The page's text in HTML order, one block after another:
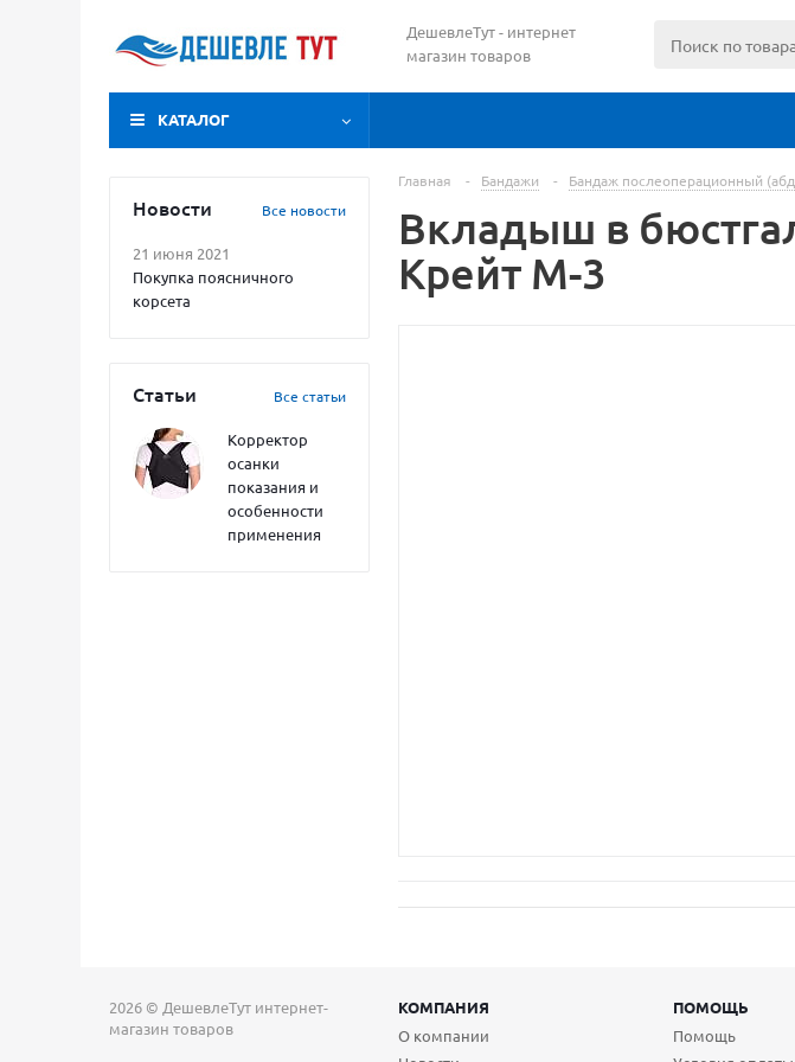
ДешевлеТут - интернет
магазин товаров
КАТАЛОГ
Новости Все новости
21 июня 2021
Покупка поясничного
корсета
Статьи Все статьи
Корректор
осанки
показания и
особенности
применения
Главная - Бандажи - Бандаж послеоперационный
Вкладыш в
Крейт М-3
2026 © ДешевлеТут интернет-
магазин товаров
КОМПАНИЯ
ПОМОЩЬ
О компании
Помощь